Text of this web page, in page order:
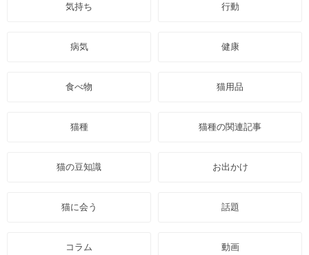
気持ち 行動
病気 健康
食べ物 猫用品
猫種 猫種の関連記事
猫の豆知識 お出かけ
猫に会う 話題
コラム 動画